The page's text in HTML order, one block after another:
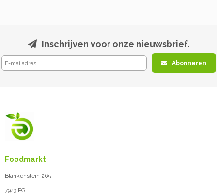
Inschrijven voor onze nieuwsbrief.
Abonneren
Foodmarkt
Blankenstein 265
7943 PG